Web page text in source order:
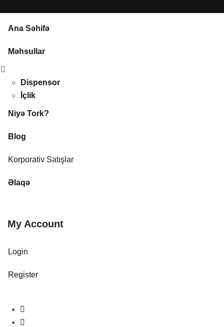
Ana Səhifə
Məhsullar
Dispensor
İçlik
Niyə Tork?
Blog
Korporativ Satışlar
Əlaqə
My Account
Login
Register